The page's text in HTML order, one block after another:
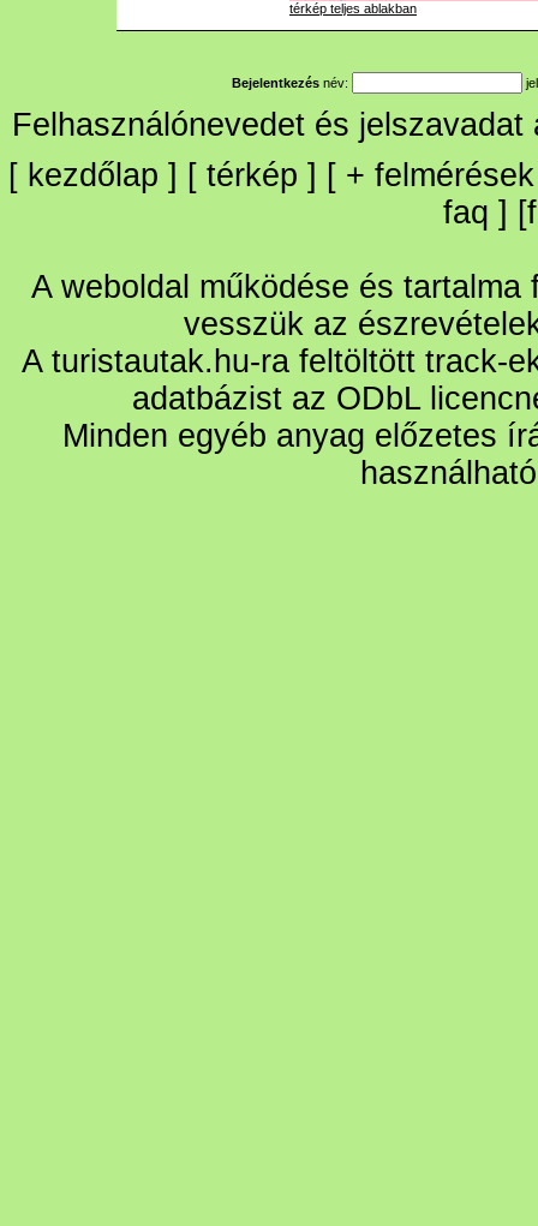
térkép teljes ablakban
Bejelentkezés név:
Felhasználónevedet és
[ kezdőlap ] [ térkép ] [ + felmérések
faq ] [
A weboldal működése és
vesszük az
A turistautak.hu-ra feltöltött track-
adatbázist az ODbL
Minden egyéb anyag előzetes